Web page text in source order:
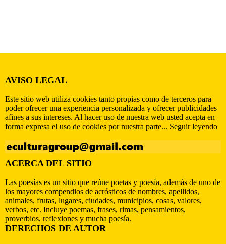
AVISO LEGAL
Este sitio web utiliza cookies tanto propias como de terceros para
poder ofrecer una experiencia personalizada y ofrecer publicidades
afines a sus intereses. Al hacer uso de nuestra web usted acepta en
forma expresa el uso de cookies por nuestra parte... Seguir leyendo
ACERCA DEL SITIO
Las poesías es un sitio que reúne poetas y poesía, además de uno de
los mayores compendios de acrósticos de nombres, apellidos,
animales, frutas, lugares, ciudades, municipios, cosas, valores,
verbos, etc. Incluye poemas, frases, rimas, pensamientos,
proverbios, reflexiones y mucha poesía.
DERECHOS DE AUTOR